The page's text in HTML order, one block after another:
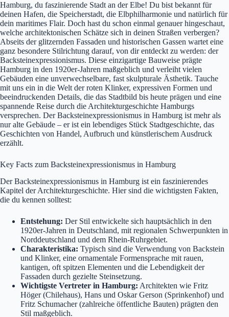
Hamburg, du faszinierende Stadt an der Elbe! Du bist bekannt für
deinen Hafen, die Speicherstadt, die Elbphilharmonie und natürlich für
dein maritimes Flair. Doch hast du schon einmal genauer hingeschaut,
welche architektonischen Schätze sich in deinen Straßen verbergen?
Abseits der glitzernden Fassaden und historischen Gassen wartet eine
ganz besondere Stilrichtung darauf, von dir entdeckt zu werden: der
Backsteinexpressionismus. Diese einzigartige Bauweise prägte
Hamburg in den 1920er-Jahren maßgeblich und verleiht vielen
Gebäuden eine unverwechselbare, fast skulpturale Ästhetik. Tauche
mit uns ein in die Welt der roten Klinker, expressiven Formen und
beeindruckenden Details, die das Stadtbild bis heute prägen und eine
spannende Reise durch die Architekturgeschichte Hamburgs
versprechen. Der Backsteinexpressionismus in Hamburg ist mehr als
nur alte Gebäude – er ist ein lebendiges Stück Stadtgeschichte, das
Geschichten von Handel, Aufbruch und künstlerischem Ausdruck
erzählt.
Key Facts zum Backsteinexpressionismus in Hamburg
Der Backsteinexpressionismus in Hamburg ist ein faszinierendes
Kapitel der Architekturgeschichte. Hier sind die wichtigsten Fakten,
die du kennen solltest:
Entstehung: Der Stil entwickelte sich hauptsächlich in den
1920er-Jahren in Deutschland, mit regionalen Schwerpunkten in
Norddeutschland und dem Rhein-Ruhrgebiet.
Charakteristika: Typisch sind die Verwendung von Backstein
und Klinker, eine ornamentale Formensprache mit rauen,
kantigen, oft spitzen Elementen und die Lebendigkeit der
Fassaden durch gezielte Steinsetzung.
Wichtigste Vertreter in Hamburg: Architekten wie Fritz
Höger (Chilehaus), Hans und Oskar Gerson (Sprinkenhof) und
Fritz Schumacher (zahlreiche öffentliche Bauten) prägten den
Stil maßgeblich.